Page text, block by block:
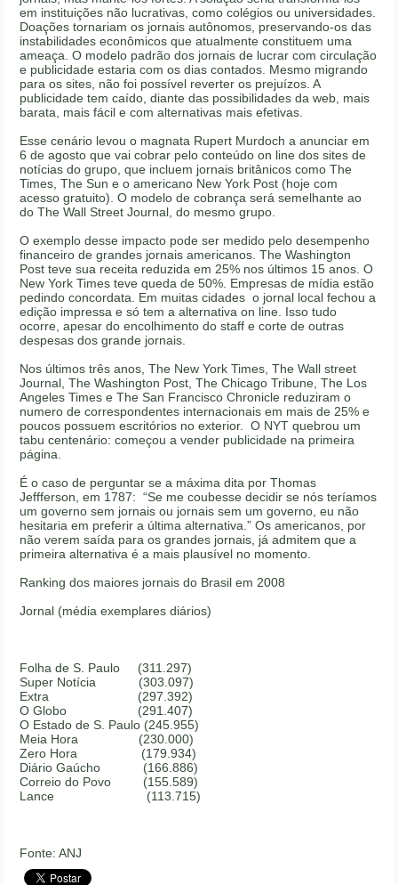
em instituições não lucrativas, como colégios ou universidades.
Doações tornariam os jornais autônomos, preservando-os das
instabilidades econômicos que atualmente constituem uma
ameaça. O modelo padrão dos jornais de lucrar com circulação
e publicidade estaria com os dias contados. Mesmo migrando
para os sites, não foi possível reverter os prejuízos. A
publicidade tem caído, diante das possibilidades da web, mais
barata, mais fácil e com alternativas mais efetivas.
Esse cenário levou o magnata Rupert Murdoch a anunciar em
6 de agosto que vai cobrar pelo conteúdo on line dos sites de
notícias do grupo, que incluem jornais britânicos como The
Times, The Sun e o americano New York Post (hoje com
acesso gratuito). O modelo de cobrança será semelhante ao
do The Wall Street Journal, do mesmo grupo.
O exemplo desse impacto pode ser medido pelo desempenho
financeiro de grandes jornais americanos. The Washington
Post teve sua receita reduzida em 25% nos últimos 15 anos. O
New York Times teve queda de 50%. Empresas de mídia estão
pedindo concordata. Em muitas cidades o jornal local fechou a
edição impressa e só tem a alternativa on line. Isso tudo
ocorre, apesar do encolhimento do staff e corte de outras
despesas dos grande jornais.
Nos últimos três anos, The New York Times, The Wall street
Journal, The Washington Post, The Chicago Tribune, The Los
Angeles Times e The San Francisco Chronicle reduziram o
numero de correspondentes internacionais em mais de 25% e
poucos possuem escritórios no exterior. O NYT quebrou um
tabu centenário: começou a vender publicidade na primeira
página.
É o caso de perguntar se a máxima dita por Thomas
Jeffferson, em 1787: “Se me coubesse decidir se nós teríamos
um governo sem jornais ou jornais sem um governo, eu não
hesitaria em preferir a última alternativa.” Os americanos, por
não verem saída para os grandes jornais, já admitem que a
primeira alternativa é a mais plausível no momento.
Ranking dos maiores jornais do Brasil em 2008
Jornal (média exemplares diários)
Folha de S. Paulo (311.297)
Super Notícia (303.097)
Extra (297.392)
O Globo (291.407)
O Estado de S. Paulo (245.955)
Meia Hora (230.000)
Zero Hora (179.934)
Diário Gaúcho (166.886)
Correio do Povo (155.589)
Lance (113.715)
Fonte: ANJ